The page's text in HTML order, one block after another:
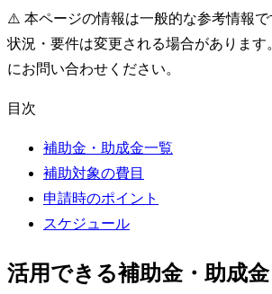
⚠️ 本ページの情報は一般的な参考情報
状況・要件は変更される場合があります
にお問い合わせください。
目次
補助金・助成金一覧
補助対象の費目
申請時のポイント
スケジュール
活用できる補助金・助成金